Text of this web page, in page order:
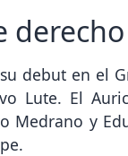
debut en el
Lute. El
Medrano y